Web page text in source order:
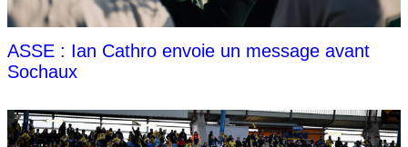
ASSE : Ian Cathro envoie un message avant
Sochaux